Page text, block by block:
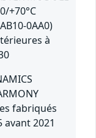
+70°C
0AA0)
à
fabriqués
avant 2021